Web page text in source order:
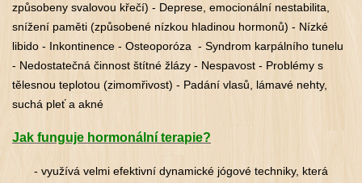
způsobeny svalovou křečí) - Deprese, emocionální nestabilita,
snížení paměti (způsobené nízkou hladinou hormonů) - Nízké
libido - Inkontinence - Osteoporóza - Syndrom karpálního tunelu
- Nedostatečná činnost štítné žlázy - Nespavost - Problémy s
tělesnou teplotou (zimomřivost) - Padání vlasů, lámavé nehty,
suchá pleť a akné
Jak funguje hormonální terapie?
- využívá velmi efektivní dynamické jógové techniky, která